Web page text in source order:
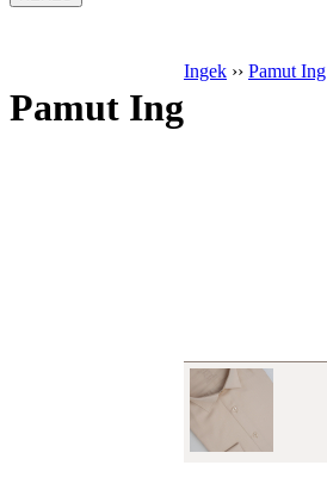
Pamut Ing
Ingek ›› Pamut Ing